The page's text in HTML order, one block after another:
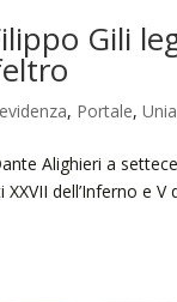
Gili
, Portale,
Alighieri a
dell’Inferno e